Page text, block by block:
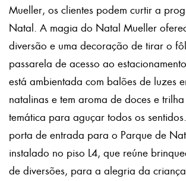
Mueller, os clientes podem curtir a
Natal. A magia do Natal Mueller
diversão e uma decoração de tirar o
passarela de acesso ao
está ambientada com balões de luzes
natalinas e tem aroma de doces e
temática para aguçar todos os
porta de entrada para o Parque de
instalado no piso L4, que reúne
de diversões, para a alegria da